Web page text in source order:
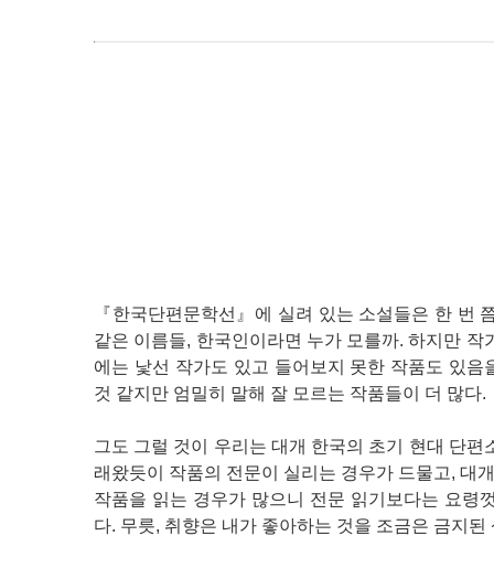
『한국단편문학선 』 에 실려 있는 소설들은 한 번
같은 이름들, 한국인이라면 누가 모를까. 하지만
에는 낯선 작가도 있고 들어보지 못한 작품도 있
것 같지만 엄밀히 말해 잘 모르는 작품들이 더 많다.
그도 그럴 것이 우리는 대개 한국의 초기 현대 단
래왔듯이 작품의 전문이 실리는 경우가 드물고, 대
작품을 읽는 경우가 많으니 전문 읽기보다는 요령
다. 무릇, 취향은 내가 좋아하는 것을 조금은 금지